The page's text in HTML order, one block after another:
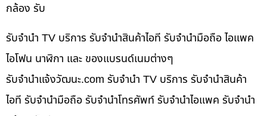
กล้อง รับ
รับจำนำ TV บริการ รับจำนำสินค้าไอที รับจำนำมือถือ ไอแพค
ไอโฟน นาฬิกา และ ของแบรนด์เนมต่างๆ
รับจํานําแจ้งวัฒนะ.com รับจำนำ TV บริการ รับจำนำสินค้า
ไอที รับจำนำมือถือ รับจำนำโทรศัพท์ รับจำนำไอแพค รับจำนำ